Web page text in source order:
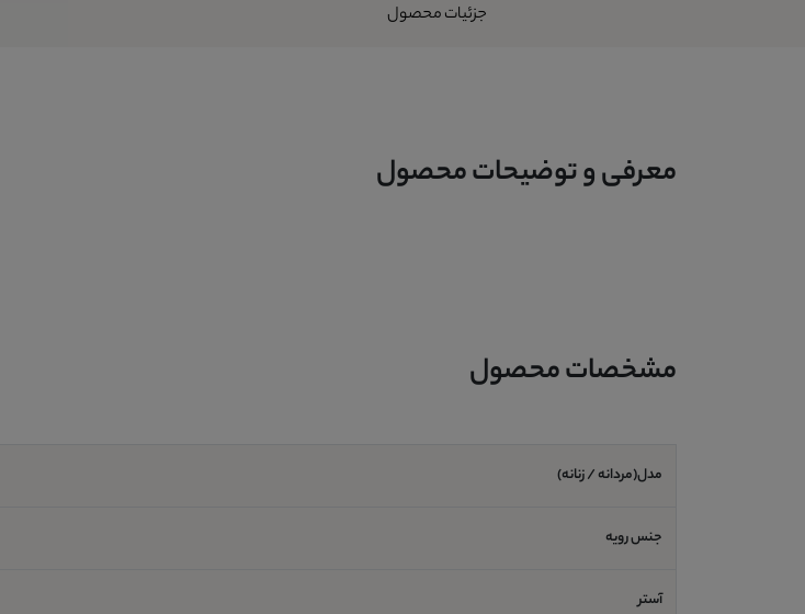
جزئیات محصول
معرفی و توضیحات محصول
مشخصات محصول
مدل(مردانه / زنانه)
جنس رویه
آستر